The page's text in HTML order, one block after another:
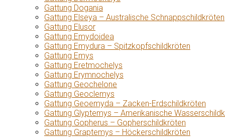
Gattung Dogania
Gattung Elseya – Australische Schnappschildkröten
Gattung Elusor
Gattung Emydoidea
Gattung Emydura – Spitzkopfschildkröten
Gattung Emys
Gattung Eretmochelys
Gattung Erymnochelys
Gattung Geochelone
Gattung Geoclemys
Gattung Geoemyda – Zacken-Erdschildkröten
Gattung Glyptemys – Amerikanische
Gattung Gopherus – Gopherschildkröten
Gattung Graptemys – Höckerschildkröten